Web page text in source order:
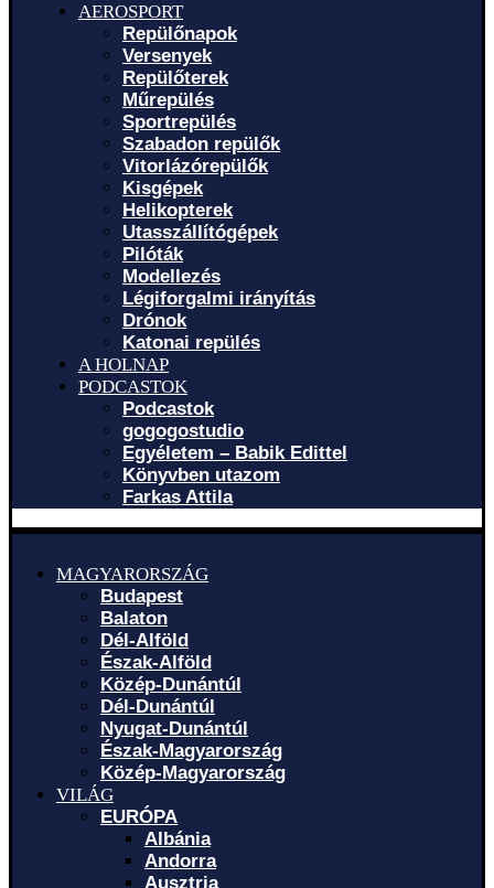
AEROSPORT
Repülőnapok
Versenyek
Repülőterek
Műrepülés
Sportrepülés
Szabadon repülők
Vitorlázórepülők
Kisgépek
Helikopterek
Utasszállítógépek
Pilóták
Modellezés
Légiforgalmi irányítás
Drónok
Katonai repülés
A HOLNAP
PODCASTOK
Podcastok
gogogostudio
Egyéletem – Babik Edittel
Könyvben utazom
Farkas Attila
MAGYARORSZÁG
Budapest
Balaton
Dél-Alföld
Észak-Alföld
Közép-Dunántúl
Dél-Dunántúl
Nyugat-Dunántúl
Észak-Magyarország
Közép-Magyarország
VILÁG
EURÓPA
Albánia
Andorra
Ausztria